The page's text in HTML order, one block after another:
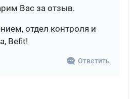
Вас за отзыв.
отдел контроля и
Befit!
Ответить